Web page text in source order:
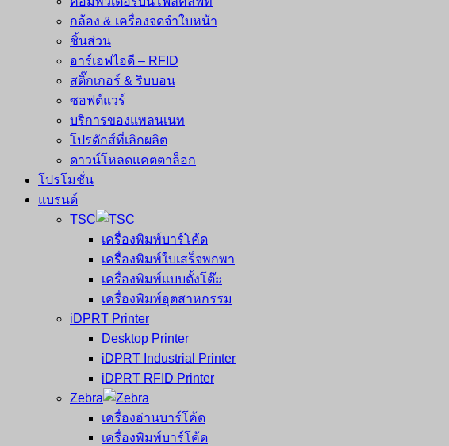
กล้อง & เครื่องจดจำใบหน้า
ชิ้นส่วน
อาร์เอฟไอดี – RFID
สติ๊กเกอร์ & ริบบอน
ซอฟต์แวร์
บริการของแพลนเนท
โปรดักส์ที่เลิกผลิต
ดาวน์โหลดแคตตาล็อก
โปรโมชั่น
แบรนด์
TSC
เครื่องพิมพ์บาร์โค้ด
เครื่องพิมพ์ใบเสร็จพกพา
เครื่องพิมพ์แบบตั้งโต๊ะ
เครื่องพิมพ์อุตสาหกรรม
iDPRT Printer
Desktop Printer
iDPRT Industrial Printer
iDPRT RFID Printer
Zebra
เครื่องอ่านบาร์โค้ด
เครื่องพิมพ์บาร์โค้ด